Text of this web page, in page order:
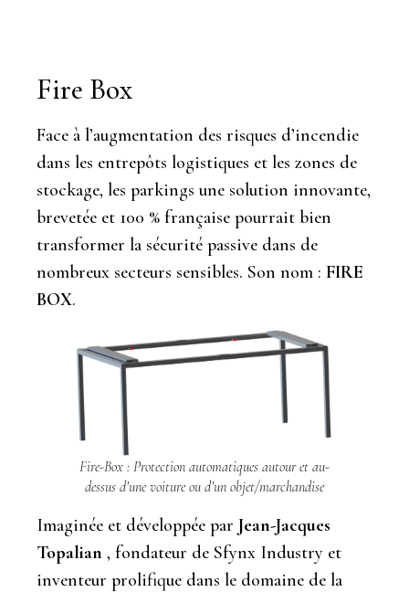
Fire Box
Face à l’augmentation des risques d’incendie
dans les entrepôts logistiques et les zones de
stockage, les parkings une solution innovante,
brevetée et 100 % française pourrait bien
transformer la sécurité passive dans de
nombreux secteurs sensibles. Son nom : FIRE
BOX.
Fire-Box : Protection automatiques autour et au-
dessus d’une voiture ou d’un objet/marchandise
Imaginée et développée par Jean-Jacques
Topalian , fondateur de Sfynx Industry et
inventeur prolifique dans le domaine de la